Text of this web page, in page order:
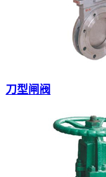
刀型闸阀